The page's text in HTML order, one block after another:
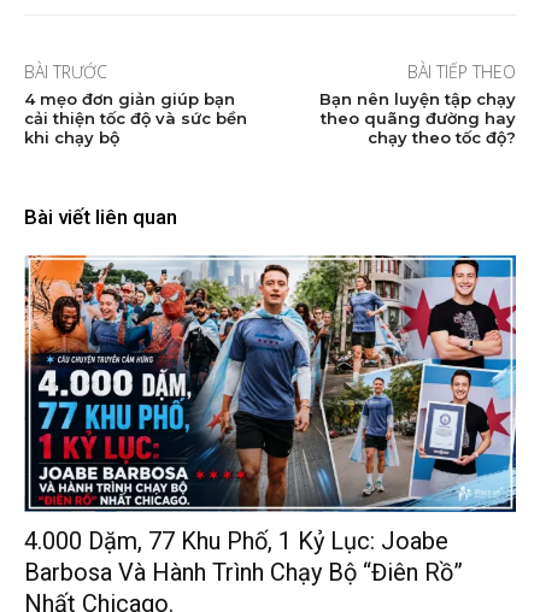
BÀI TRƯỚC
4 mẹo đơn giản giúp bạn
cải thiện tốc độ và sức bền
khi chạy bộ
BÀI TIẾP THEO
Bạn nên luyện tập chạy
theo quãng đường hay
chạy theo tốc độ?
Bài viết liên quan
4.000 Dặm, 77 Khu Phố, 1 Kỷ Lục: Joabe
Barbosa Và Hành Trình Chạy Bộ “điên Rồ”
Nhất Chicago.